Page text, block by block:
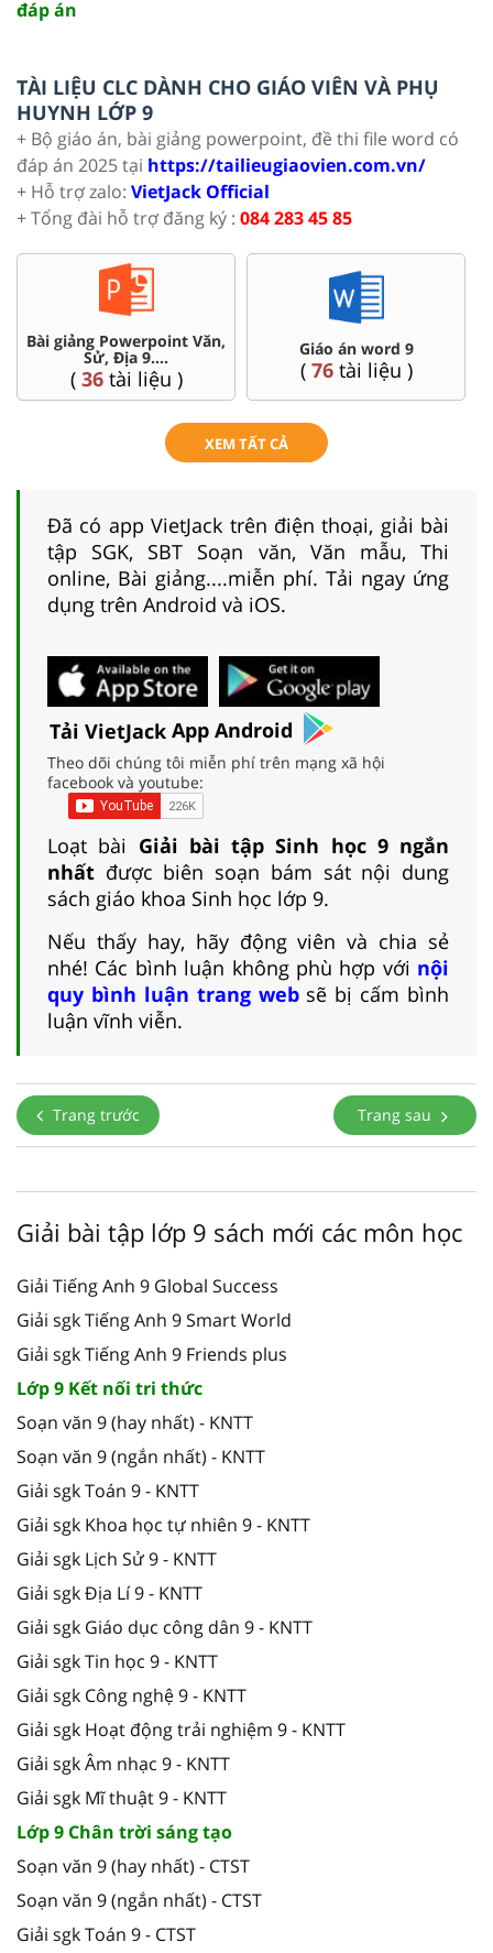
đáp án
TÀI LIỆU CLC DÀNH CHO GIÁO VIÊN VÀ PHỤ
HUYNH LỚP 9
+ Bộ giáo án, bài giảng powerpoint, đề thi file word có
đáp án 2025 tại https://tailieugiaovien.com.vn/
+ Hỗ trợ zalo: VietJack Official
+ Tổng đài hỗ trợ đăng ký : 084 283 45 85
Chuyên đề dạy thêm Toán,
Lí, Hóa ...9
(77tài liệu )
Đề thi HSG 9
( 9tài liệu )
XEM TẤT CẢ
Đã có app VietJack trên điện thoại, giải bài
tập SGK, SBT Soạn văn, Văn mẫu, Thi
online, Bài giảng....miễn phí. Tải ngay ứng
dụng trên Android và iOS.
Tải VietJack App Android
Theo dõi chúng tôi miễn phí trên mạng xã hội
facebook và youtube:
Loạt bài Giải bài tập Sinh học 9 ngắn
nhất được biên soạn bám sát nội dung
sách giáo khoa Sinh học lớp 9.
Nếu thấy hay, hãy động viên và chia sẻ
nhé! Các bình luận không phù hợp với nội
quy bình luận trang websẽ bị cấm bình
luận vĩnh viễn.
Trang trước Trang sau
Giải bài tập lớp 9 sách mới các môn học
Giải Tiếng Anh 9 Global Success
Giải sgk Tiếng Anh 9 Smart World
Giải sgk Tiếng Anh 9 Friends plus
Lớp 9 Kết nối tri thức
Soạn văn 9 (hay nhất) - KNTT
Soạn văn 9 (ngắn nhất) - KNTT
Giải sgk Toán 9 - KNTT
Giải sgk Khoa học tự nhiên 9 - KNTT
Giải sgk Lịch Sử 9 - KNTT
Giải sgk Địa Lí 9 - KNTT
Giải sgk Giáo dục công dân 9 - KNTT
Giải sgk Tin học 9 - KNTT
Giải sgk Công nghệ 9 - KNTT
Giải sgk Hoạt động trải nghiệm 9 - KNTT
Giải sgk Âm nhạc 9 - KNTT
Giải sgk Mĩ thuật 9 - KNTT
Lớp 9 Chân trời sáng tạo
Soạn văn 9 (hay nhất) - CTST
Soạn văn 9 (ngắn nhất) - CTST
Giải sgk Toán 9 - CTST